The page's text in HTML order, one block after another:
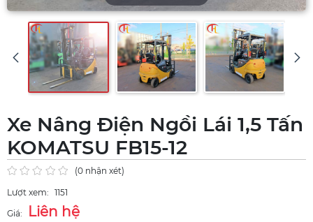
Xe Nâng Điện Ngồi Lái 1,5 Tấn
KOMATSU FB15-12
(0 nhận xét)
Lượt xem: 1151
Giá:
Liên hệ